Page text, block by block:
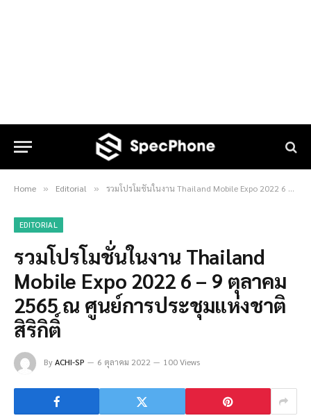
Home » Editorial » รวมโปรโมชั่นในงาน Thailand Mobile Expo 2022 6 – 9 ตุลาคม 2565 ณ ศูนย์การประชุมแห่งชาติสิริกิติ์
EDITORIAL
รวมโปรโมชั่นในงาน Thailand
Mobile Expo 2022 6 – 9 ตุลาคม
2565 ณ ศูนย์การประชุมแห่งชาติ
สิริกิติ์
ByACHI-SP 6 ตุลาคม 2022 100 Views